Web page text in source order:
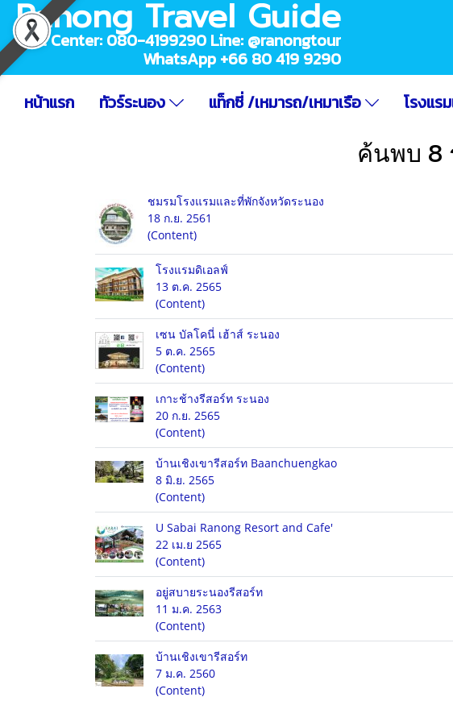
Ranong Travel Guide
Call Center: 080-4199290 Line: @ranongtour
WhatsApp +66 80 419 9290
หน้าแรก
ทัวร์ระนอง แท็กซี่ /เหมารถ/เหมาเรือ โรงแร
ค้นพบ 8
ชมรมโรงแรมและที่พักจังหวัดระนอง
18 ก.ย. 2561
(Content)
โรงแรมดิเอลฟ์
13 ต.ค. 2565
(Content)
เซน บัลโคนี่ เฮ้าส์ ระนอง
5 ต.ค. 2565
(Content)
เกาะช้างรีสอร์ท ระนอง
20 ก.ย. 2565
(Content)
บ้านเชิงเขารีสอร์ท Baanchuengkao
8 มิ.ย. 2565
(Content)
U Sabai Ranong Resort and Cafe'
22 เม.ย 2565
(Content)
อยู่สบายระนองรีสอร์ท
11 ม.ค. 2563
(Content)
บ้านเชิงเขารีสอร์ท
7 ม.ค. 2560
(Content)